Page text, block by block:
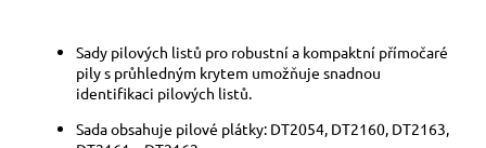
Sady pilových listů pro robustní a kompaktní přímočaré
pily s průhledným krytem umožňuje snadnou
identifikaci pilových listů.
Sada obsahuje pilové plátky: DT2054, DT2160, DT2163,